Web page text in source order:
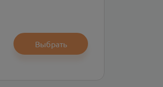
Выбрать